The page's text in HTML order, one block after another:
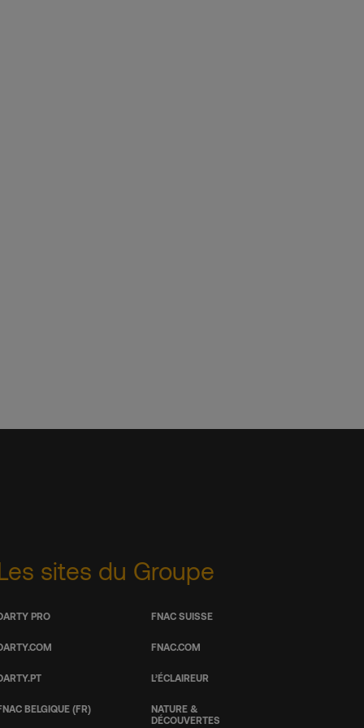
sites du Groupe
PRO
BELGIQUE (FR)
FNAC SUISSE
FNAC.COM
L’ÉCLAIREUR
NATURE &
DÉCOUVERTES